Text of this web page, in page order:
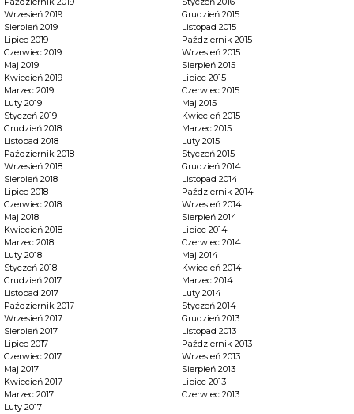
Wrzesień 2019
Sierpień 2019
Lipiec 2019
Czerwiec 2019
Maj 2019
Kwiecień 2019
Marzec 2019
Luty 2019
Styczeń 2019
Grudzień 2018
Listopad 2018
Październik 2018
Wrzesień 2018
Sierpień 2018
Lipiec 2018
Czerwiec 2018
Maj 2018
Kwiecień 2018
Marzec 2018
Luty 2018
Styczeń 2018
Grudzień 2017
Listopad 2017
Październik 2017
Wrzesień 2017
Sierpień 2017
Lipiec 2017
Czerwiec 2017
Maj 2017
Kwiecień 2017
Marzec 2017
Luty 2017
Grudzień 2015
Listopad 2015
Październik 2015
Wrzesień 2015
Sierpień 2015
Lipiec 2015
Czerwiec 2015
Maj 2015
Kwiecień 2015
Marzec 2015
Luty 2015
Styczeń 2015
Grudzień 2014
Listopad 2014
Październik 2014
Wrzesień 2014
Sierpień 2014
Lipiec 2014
Czerwiec 2014
Maj 2014
Kwiecień 2014
Marzec 2014
Luty 2014
Styczeń 2014
Grudzień 2013
Listopad 2013
Październik 2013
Wrzesień 2013
Sierpień 2013
Lipiec 2013
Czerwiec 2013